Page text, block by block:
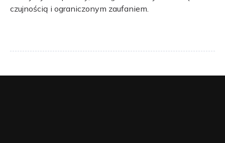
czujnością i ograniczonym zaufaniem.